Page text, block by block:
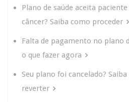
Plano de saúde aceita
câncer? Saiba como proceder
Falta de pagamento no plano
o que fazer agora
Seu plano foi cancelado?
reverter